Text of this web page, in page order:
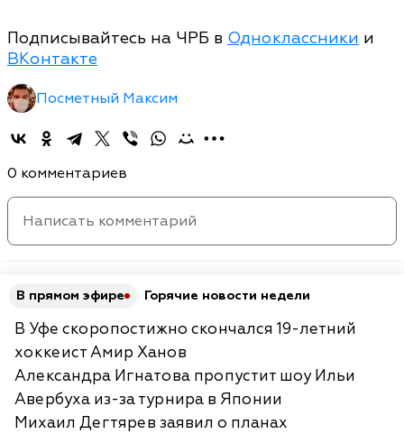
Подписывайтесь на ЧРБ в Одноклассники и
ВКонтакте
Посметный Максим
0 комментариев
В прямом эфире Горячие новости недели
В Уфе скоропостижно скончался 19-летний
хоккеист Амир Ханов
Александра Игнатова пропустит шоу Ильи
Авербуха из-за турнира в Японии
Михаил Дегтярев заявил о планах